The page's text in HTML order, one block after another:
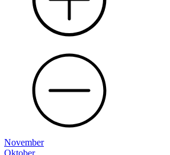
November
Oktober